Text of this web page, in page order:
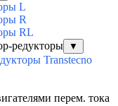
L
R
RL
редукторы
▼
Transtecno
перем. тока